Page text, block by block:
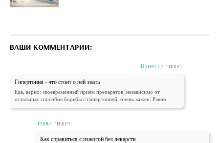
ВАШИ КОММЕНТАРИИ:
Ванесса пишет:
Гипертония - что стоит о ней знать
Ева, верно: своевременный прием препаратов, независимо от
остальных способов борьбы с гипертонией, очень важен. Равно
Нелли пишет:
Как справиться с изжогой без лекарств